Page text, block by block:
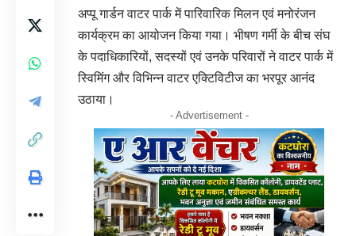
अप्पू गार्डन वाटर पार्क में पारिवारिक मिलन एवं मनोरंजन
कार्यक्रम का आयोजन किया गया। भीषण गर्मी के बीच संघ
के पदाधिकारियों, सदस्यों एवं उनके परिवारों ने वाटर पार्क में
स्विमिंग और विभिन्न वाटर एक्टिविटीज का भरपूर आनंद
उठाया।
- Advertisement -